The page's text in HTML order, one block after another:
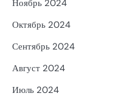
Ноябрь 2024
Октябрь 2024
Сентябрь 2024
Август 2024
Июль 2024